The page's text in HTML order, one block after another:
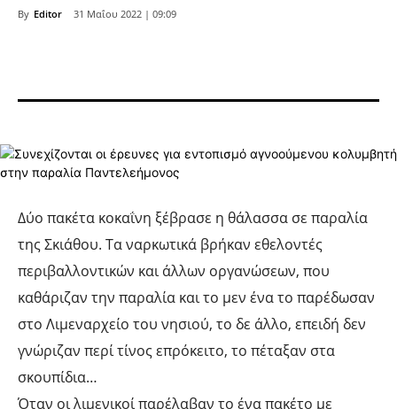
By Editor 31 Μαΐου 2022 | 09:09
Δύο πακέτα κοκαΐνη ξέβρασε η θάλασσα σε παραλία
της Σκιάθου. Τα ναρκωτικά βρήκαν εθελοντές
περιβαλλοντικών και άλλων οργανώσεων, που
καθάριζαν την παραλία και το μεν ένα το παρέδωσαν
στο Λιμεναρχείο του νησιού, το δε άλλο, επειδή δεν
γνώριζαν περί τίνος επρόκειτο, το πέταξαν στα
σκουπίδια…
Όταν οι λιμενικοί παρέλαβαν το ένα πακέτο με